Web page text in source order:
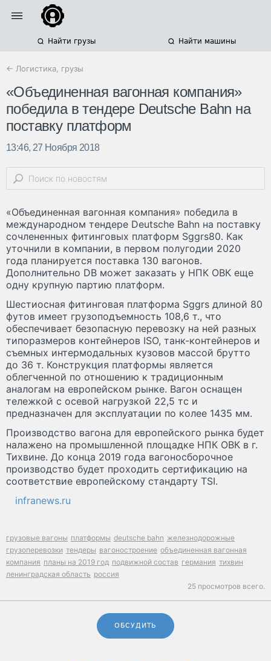
Найти грузы Найти машины
← Логистика, грузы
«Объединенная вагонная компания»
победила в тендере Deutsche Bahn на
поставку платформ
13:46, 27 Ноября 2018
«Объединенная вагонная компания» победила в
международном тендере Deutsche Bahn на поставку
сочлененных фитинговых платформ Sggrs80. Как
уточнили в компании, в первом полугодии 2020
года планируется поставка 130 вагонов.
Дополнительно DB может заказать у НПК ОВК еще
одну крупную партию платформ.
Шестиосная фитинговая платформа Sggrs длиной 80
футов имеет грузоподъемность 108,6 т., что
обеспечивает безопасную перевозку на ней разных
типоразмеров контейнеров ISO, танк-контейнеров и
съемных интермодальных кузовов массой брутто
до 36 т. Конструкция платформы является
облегченной по отношению к традиционным
аналогам на европейском рынке. Вагон оснащен
тележкой с осевой нагрузкой 22,5 тс и
предназначен для эксплуатации по колее 1435 мм.
Производство вагона для европейского рынка будет
налажено на промышленной площадке НПК ОВК в г.
Тихвине. До конца 2019 года вагоносборочное
производство будет проходить сертификацию на
соответствие европейскому стандарту TSI.
infranews.ru
грузовые вагоны платформы deutsche bahn железнодорожные
грузоперевозки тендеры вагоностроение объединенная вагонная
компания планы на 2019 год подвижной состав германия тихвин
ленинградская область россия
25 просмотров всего.
ОБСУДИТЬ